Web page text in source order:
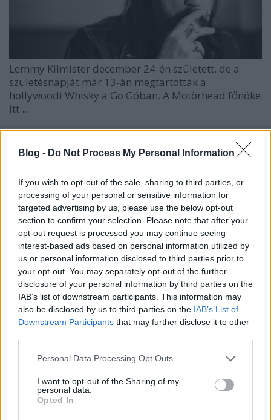
Blog - Do Not Process My Personal Information
If you wish to opt-out of the sale, sharing to third parties, or
processing of your personal or sensitive information for
targeted advertising by us, please use the below opt-out
section to confirm your selection. Please note that after your
opt-out request is processed you may continue seeing
interest-based ads based on personal information utilized by
us or personal information disclosed to third parties prior to
your opt-out. You may separately opt-out of the further
disclosure of your personal information by third parties on the
IAB’s list of downstream participants. This information may
also be disclosed by us to third parties on the IAB’s List of
Downstream Participants that may further disclose it to other
Please note that this website/app uses one or more Google
not limited to your visit or usage behaviour. You may click to
grant or deny consent to Google and its third-party tags to
use your data for below specified purposes in below Google
Personal Data Processing Opt Outs
I want to opt-out of the Sharing of my
personal data.
Opted In
Lemmy Kilmister december 24-én született, de a
születésnapját már 13-án megtartották a
hollywoodi Whisky a Go Góban. A Motörhead főnöke
itt ...
Állítólag tutibiztos, hogy összeáll a
Guns 'N Roses
dankógábor•2015. december 30.
Naponta jönnek a Guns 'N Roses összeállásáról szóló